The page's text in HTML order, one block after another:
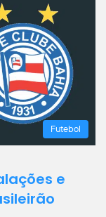
Futebol
e